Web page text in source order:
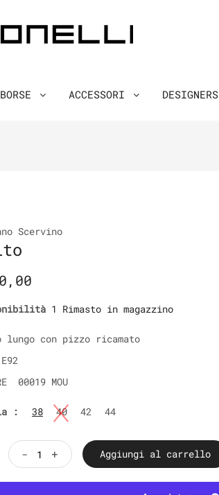
BORSE ACCESSORI DESIGNERS
Scervino
1 Rimasto in magazzino
lungo con pizzo ricamato
00019 MOU
: 38 40 42 44
- + Aggiungi al carrello